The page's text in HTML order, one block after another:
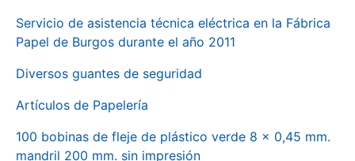
Servicio de asistencia técnica eléctrica en la Fábrica
Papel de Burgos durante el año 2011
Diversos guantes de seguridad
Artículos de Papelería
100 bobinas de fleje de plástico verde 8 x 0,45 mm.
mandril 200 mm. sin impresión